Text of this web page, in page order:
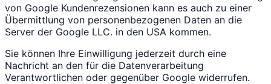
von Google Kundenrezensionen kann es auch zu einer
Übermittlung von personenbezogenen Daten an die
Server der Google LLC. in den USA kommen.
Sie können Ihre Einwilligung jederzeit durch eine
Nachricht an den für die Datenverarbeitung
Verantwortlichen oder gegenüber Google widerrufen.